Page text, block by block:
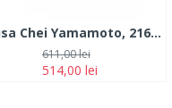
Trusa Chei Yamamoto, 216 piese
514,00 lei
611,00 lei